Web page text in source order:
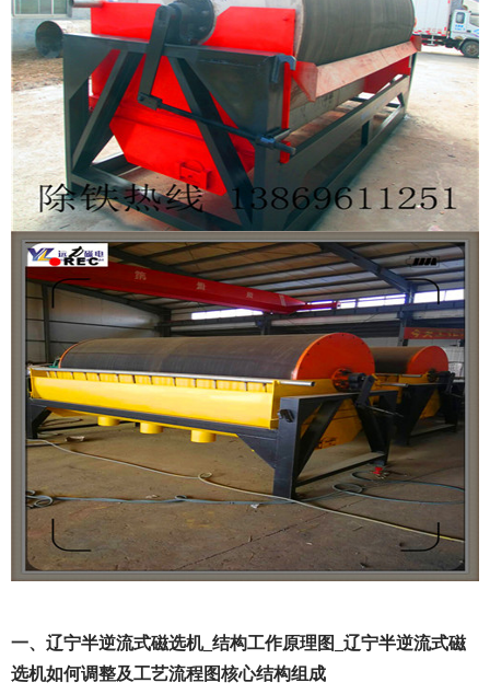
一、辽宁半逆流式磁选机_结构工作原理图_辽宁半逆流式磁
选机如何调整及工艺流程图核心结构组成